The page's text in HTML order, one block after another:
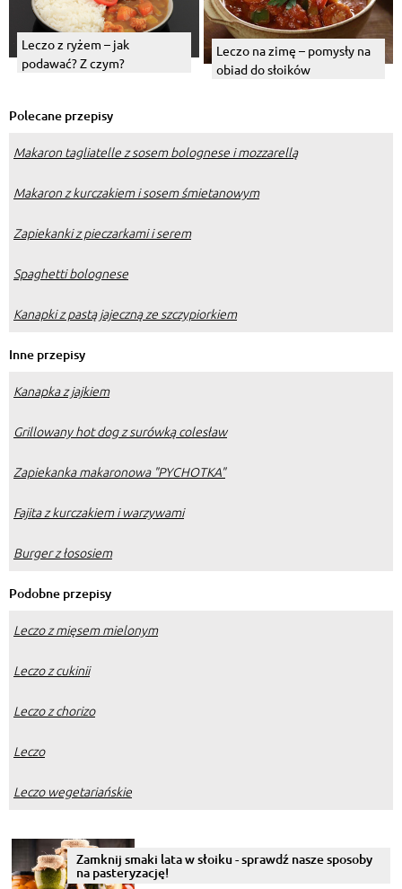
Leczo z ryżem – jak
podawać? Z czym?
Leczo na zimę – pomysły na
obiad do słoików
Polecane przepisy
Makaron tagliatelle z sosem bolognese i mozzarellą
Makaron z kurczakiem i sosem śmietanowym
Zapiekanki z pieczarkami i serem
Spaghetti bolognese
Kanapki z pastą jajeczną ze szczypiorkiem
Inne przepisy
Kanapka z jajkiem
Grillowany hot dog z surówką colesław
Zapiekanka makaronowa "PYCHOTKA"
Fajita z kurczakiem i warzywami
Burger z łososiem
Podobne przepisy
Leczo z mięsem mielonym
Leczo z cukinii
Leczo z chorizo
Leczo
Leczo wegetariańskie
Zamknij smaki lata w słoiku - sprawdź nasze sposoby
na pasteryzację!